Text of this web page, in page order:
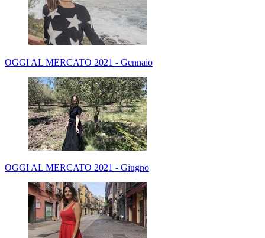
OGGI AL MERCATO 2021 - Gennaio
OGGI AL MERCATO 2021 - Giugno